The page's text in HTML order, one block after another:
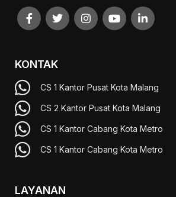
KONTAK
CS 1 Kantor Pusat Kota Malang
CS 2 Kantor Pusat Kota Malang
CS 1 Kantor Cabang Kota Metro
CS 1 Kantor Cabang Kota Metro
LAYANAN